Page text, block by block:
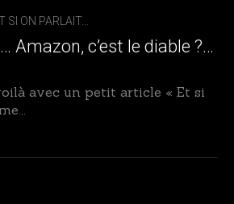
SI ON PARLAIT...
Amazon, c’est le diable ?…
avec un petit article « Et si